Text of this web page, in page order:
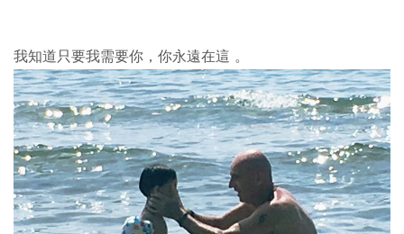
我知道只要我需要你，你永遠在這 。